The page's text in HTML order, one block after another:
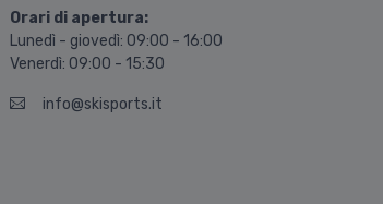
Orari di apertura:
Lunedì - giovedì: 09:00 - 16:00
Venerdì: 09:00 - 15:30
info@skisports.it